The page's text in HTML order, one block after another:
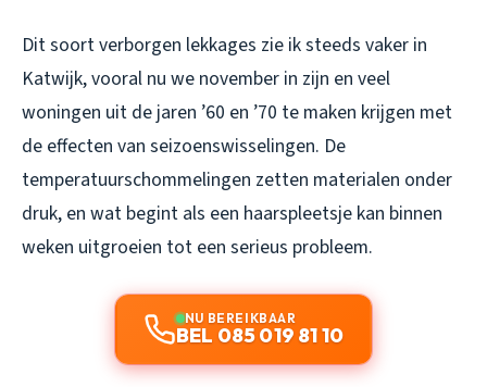
Dit soort verborgen lekkages zie ik steeds vaker in
Katwijk, vooral nu we november in zijn en veel
woningen uit de jaren ’60 en ’70 te maken krijgen met
de effecten van seizoenswisselingen. De
temperatuurschommelingen zetten materialen onder
druk, en wat begint als een haarspleetsje kan binnen
weken uitgroeien tot een serieus probleem.
NU BEREIKBAAR
BEL 085 019 81 10